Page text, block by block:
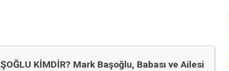
KİMDİR? Mark Başoğlu, Babası ve Ailesi